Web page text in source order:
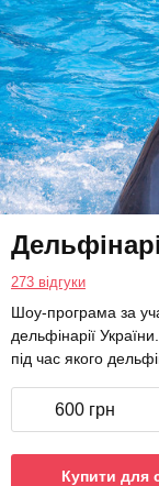
273 відгуки
Шоу-програма за
дельфінарії
під час якого
600 грн
Купити для